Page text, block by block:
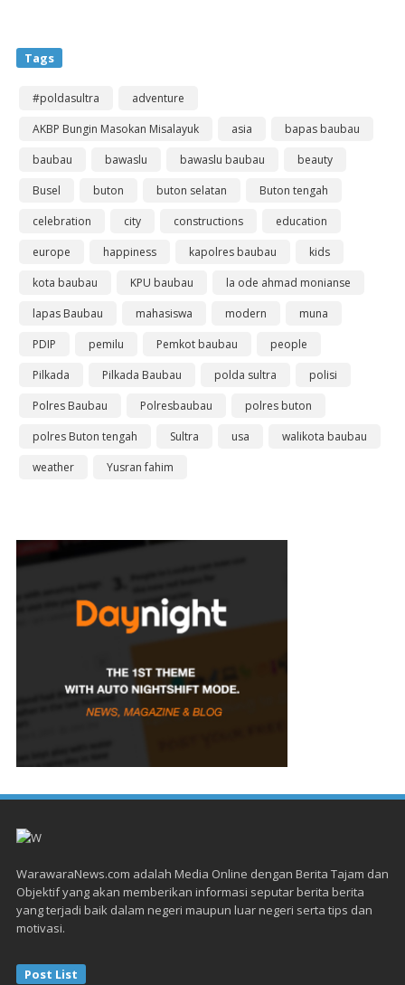
Tags
#poldasultra
adventure
AKBP Bungin Masokan Misalayuk
asia
bapas baubau
baubau
bawaslu bawaslu baubau
beauty
Busel
buton buton selatan
Buton tengah
celebration
city constructions
education
europe
happiness kapolres baubau
kids
kota baubau
KPU baubau
la ode ahmad monianse
lapas Baubau
mahasiswa modern
muna
PDIP
pemilu Pemkot baubau
people
Pilkada
Pilkada Baubau polda sultra
polisi
Polres Baubau
Polresbaubau
polres buton
polres Buton tengah
Sultra usa
walikota baubau
weather
Yusran fahim
WarawaraNews.com adalah Media Online dengan Berita Tajam dan
Objektif yang akan memberikan informasi seputar berita berita
yang terjadi baik dalam negeri maupun luar negeri serta tips dan
motivasi.
Post List